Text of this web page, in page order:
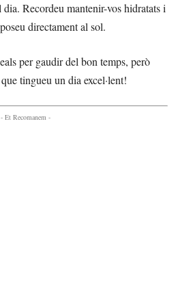
Recordeu mantenir-vos hidratats i
directament al sol.
per gaudir del bon temps, però
tingueu un dia excel·lent!
- Et Recomanem -